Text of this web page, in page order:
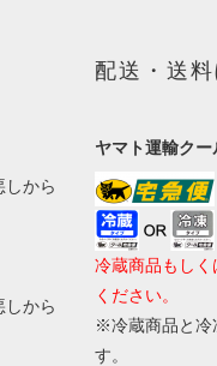
しから
しから
配送・送
ヤマト運輸クー
冷蔵商品もし
ください。
※冷蔵商品と冷
す。